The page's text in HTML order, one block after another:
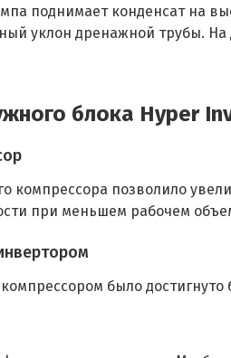
поднимает конденсат на
уклон дренажной трубы.
блока Hyper
компрессора позволило
при меньшем рабочем
было